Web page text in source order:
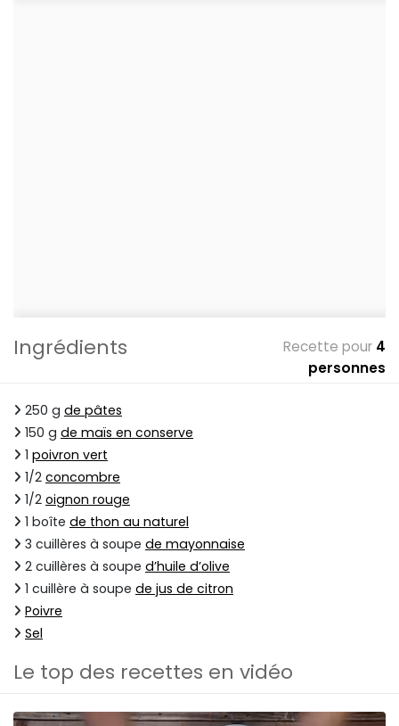
Ingrédients Recette pour 4
personnes
250 g de pâtes
150 g de maïs en conserve
1 poivron vert
1/2 concombre
1/2 oignon rouge
1 boîte de thon au naturel
3 cuillères à soupe de mayonnaise
2 cuillères à soupe d’huile d’olive
1 cuillère à soupe de jus de citron
Poivre
Sel
Le top des recettes en vidéo